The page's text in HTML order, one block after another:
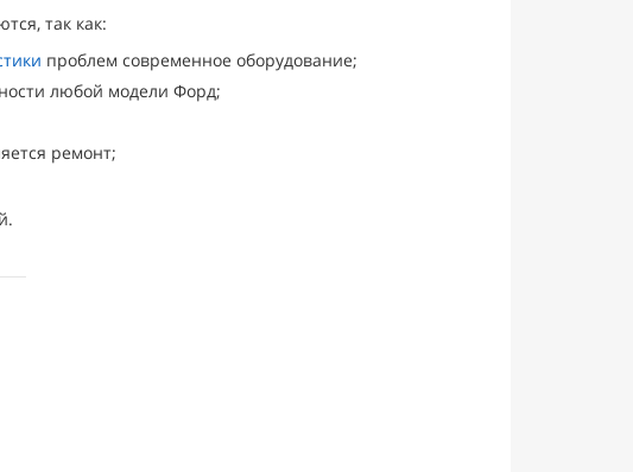
так как:
проблем современное оборудование;
любой модели Форд;
ремонт;